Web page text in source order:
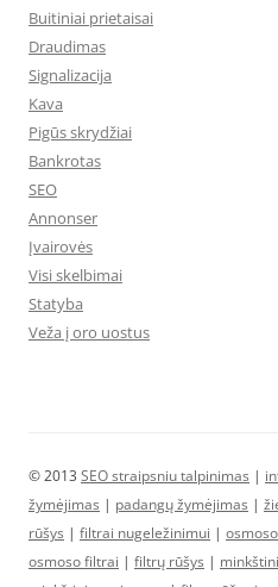
Buitiniai prietaisai
Draudimas
Signalizacija
Kava
Pigūs skrydžiai
Bankrotas
SEO
Annonser
Įvairovės
Visi skelbimai
Statyba
Veža į oro uostus
© 2013 SEO straipsniu talpinimas |
žymėjimas | padangų žymėjimas |
rūšys | filtrai nugeležinimui |
osmoso filtrai | filtrų rūšys |